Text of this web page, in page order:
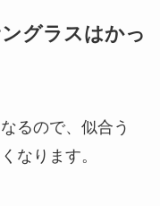
グラスはかっ
るので、似合う
なります。